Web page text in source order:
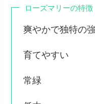
ローズマリーの特徴
爽やかで独特の
育てやすい
常緑